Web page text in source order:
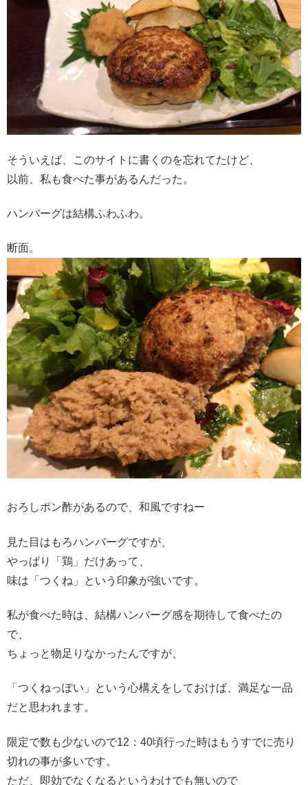
そういえば、このサイトに書くのを忘れてたけど、
以前、私も食べた事があるんだった。
ハンバーグは結構ふわふわ。
断面。
おろしポン酢があるので、和風ですねー
見た目はもろハンバーグですが、
やっぱり「鶏」だけあって、
味は「つくね」という印象が強いです。
私が食べた時は、結構ハンバーグ感を期待して食べたの
で、
ちょっと物足りなかったんですが、
「つくねっぽい」という心構えをしておけば、満足な一品
だと思われます。
限定で数も少ないので12：40頃行った時はもうすでに売り
切れの事が多いです。
ただ、即効でなくなるというわけでも無いので